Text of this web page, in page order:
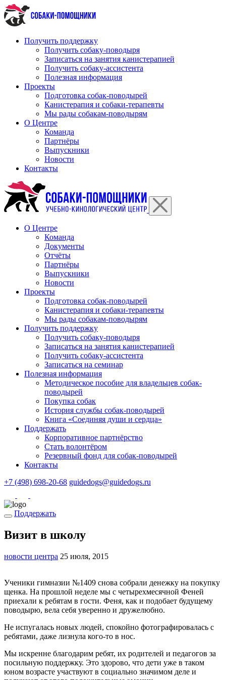
Перейти
к
содержимому
Получить поддержку
Получить собаку-поводыря
Записаться на занятия канистерапией
Получить собаку-ассистента
Полезная информация
Проекты
Подготовка собак-поводырей
Канистерапия и собаки-терапевты
Мы рады собакам-поводырям
О Центре
Команда
Партнёры
Выпускники
Новости
Контакты
О Центре
Команда
Документы
Отчёты
Партнёры
Выпускники
Новости
Проекты
Подготовка собак-поводырей
Канистерапия и собаки-терапевты
Мы рады собакам-поводырям
Получить поддержку
Получить собаку-поводыря
Записаться на занятия канистерапией
Получить собаку-ассистента
Записаться на семинар
Полезная информация
Методическое пособие для владельцев собак-
поводырей
Покупка собак
История службы собак-поводырей
Книга «Соединяя души и сердца»
Поддержать
Корпоративное партнёрство
Стать волонтёром
Резервный фонд для собак-поводырей
Контакты
+7 (498) 698-20-68 guidedogs@guidedogs.ru
Поддержать
Визит в школу
новости центра 25 июля, 2015
Ученики гимназии №1409 снова собрали денежку на покупку
щенка. На прошлой неделе мы с четырехмесячной Феней
приехали к ребятам в гости. Феня, как и подобает будущему
поводырю, вела себя уверенно и дружелюбно.
Не испугалась новых людей, спокойно фотографировалась с
ребятами, даже лизнула кого-то в нос.
Мы искренне благодарим ребят, их родителей и педагогов за
посильную поддержку. Это здорово, что дети уже в таком
юном возрасте участвуют в социально значимом деле и